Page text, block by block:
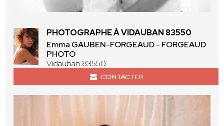
PHOTOGRAPHE À VIDAUBAN 83550
Emma GAUBEN-FORGEAUD - FORGEAUD
PHOTO
Vidauban 83550
CONTACTER